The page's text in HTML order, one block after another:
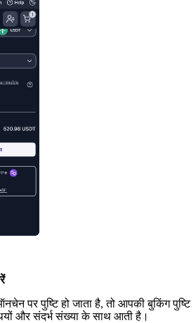
पर पुष्टि हो जाता है, तो आपकी बुकिंग पुष्टि
और संदर्भ संख्या के साथ आती है।